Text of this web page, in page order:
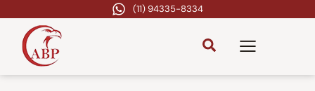
(11) 94335-8334